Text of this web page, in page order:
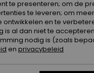
te presenteren; om de
te leveren; om
en te
al dan niet te
nodig is (zoals
en privacybeleid